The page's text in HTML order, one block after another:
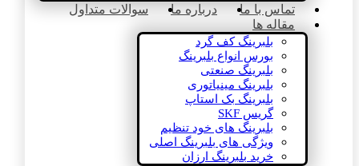
تماس با ما درباره ما
سوالات متداول
مقاله ها
بلبرینگ کف گرد
بورس انواع بلبرینگ
بلبرینگ صنعتی
بلبرینگ مینیاتوری
بلبرینگ بک استاپ
گریس SKF
بلبرینگ های خود تنظیم
ویژگی های بلبرینگ اصلی
خرید بلبرینگ ارزان